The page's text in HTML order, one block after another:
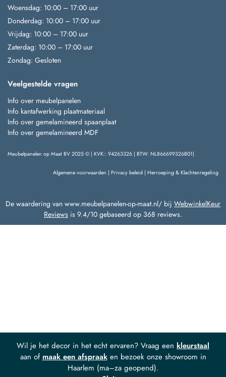
Wil je het decor in het echt ervaren? Vraag een kleurstaal
aan of maak een afspraaken bezoek onze showroom in
Haarlem (ma–za geopend).
Woensdag: 10:00 – 17:00 uur
Donderdag: 10:00 – 17:00 uur
Vrijdag: 10:00 – 17:00 uur
Zaterdag: 10:00 – 17:00 uur
Zondag: Gesloten
Veelgestelde vragen
Info over meubelpanelen
Info kantafwerking plaatmateriaal
Info over gemelamineerd spaanplaat
Info over gemelamineerd MDF
Meubelpanelen op Maat BV 2025 © | KVK:: 94263326 | BTW: NL866699326B01|
Algemene voorwaarden | Privacy beleid | Herroeping & Klachtenregeling
De waardering van www.meubelpanelen-op-maat.nl/ bij WebwinkelKeur
Reviews is 9.4/10 gebaseerd op 368 reviews.